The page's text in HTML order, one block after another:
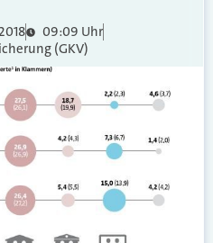
09:09 Uhr
(GKV)